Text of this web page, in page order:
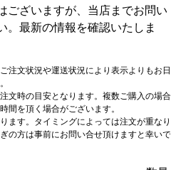
ございますが、当店までお問い
。最新の情報を確認いたしま
注文状況や運送状況により表示よりもお日
文時の目安となります。複数ご購入の場合
間を頂く場合がございます。
ます。タイミングによっては注文が重なり
の方は事前にお問い合せ頂けますと幸いで